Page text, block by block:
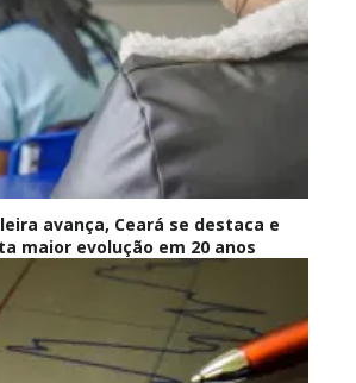
avança, Ceará se destaca e
maior evolução em 20 anos